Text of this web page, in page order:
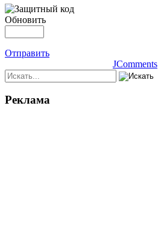
Обновить
Отправить
JComments
Реклама